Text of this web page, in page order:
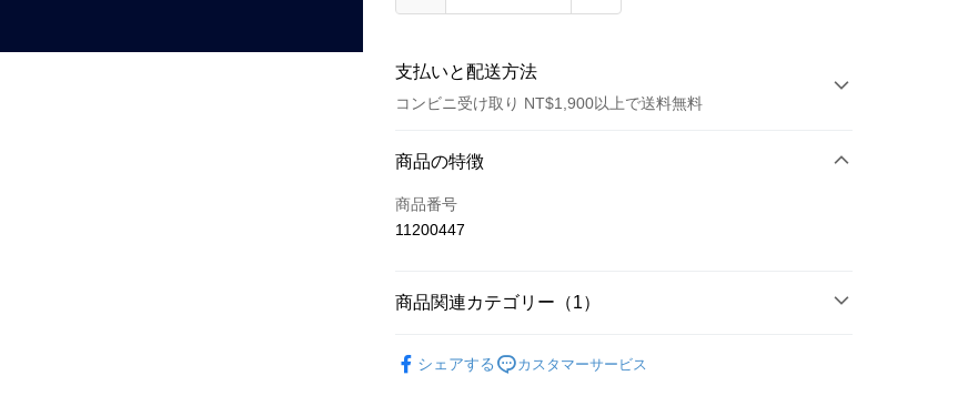
支払いと配送方法
コンビニ受け取り NT$1,900以上で送料無料
お支払い方法
クレジットカード1回払い
クレジットカード分割払い
合作金庫商業銀行
上海商業儲蓄銀行
6回払い、金利0、毎回NT$90
華南商業銀行
彰化商業銀行
商品の特徴
商品番号
11200447
商品関連カテゴリー（1）
シェアする
カスタマーサービス